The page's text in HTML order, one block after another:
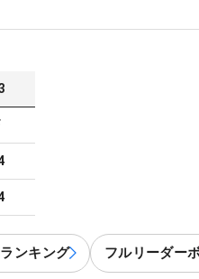
ンキング フルリーダー